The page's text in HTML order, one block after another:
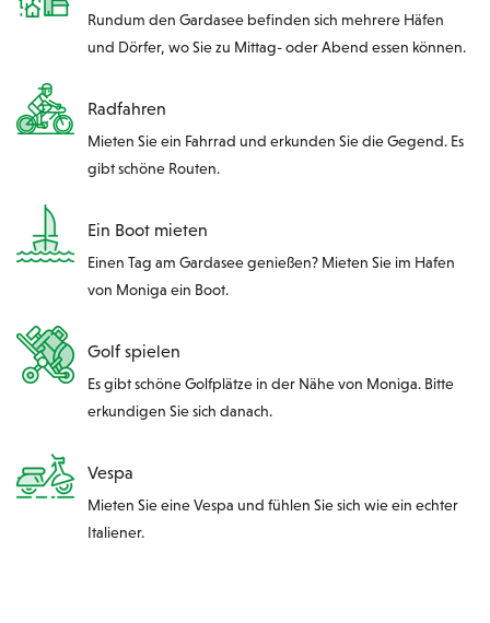
Rundum den Gardasee befinden sich mehrere Häfen
und Dörfer, wo Sie zu Mittag- oder Abend essen können.
Radfahren
Mieten Sie ein Fahrrad und erkunden Sie die Gegend. Es
gibt schöne Routen.
Ein Boot mieten
Einen Tag am Gardasee genießen? Mieten Sie im Hafen
von Moniga ein Boot.
Golf spielen
Es gibt schöne Golfplätze in der Nähe von Moniga. Bitte
erkundigen Sie sich danach.
Vespa
Mieten Sie eine Vespa und fühlen Sie sich wie ein echter
Italiener.